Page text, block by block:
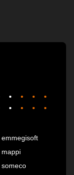
emmegisoft
mappi
someco